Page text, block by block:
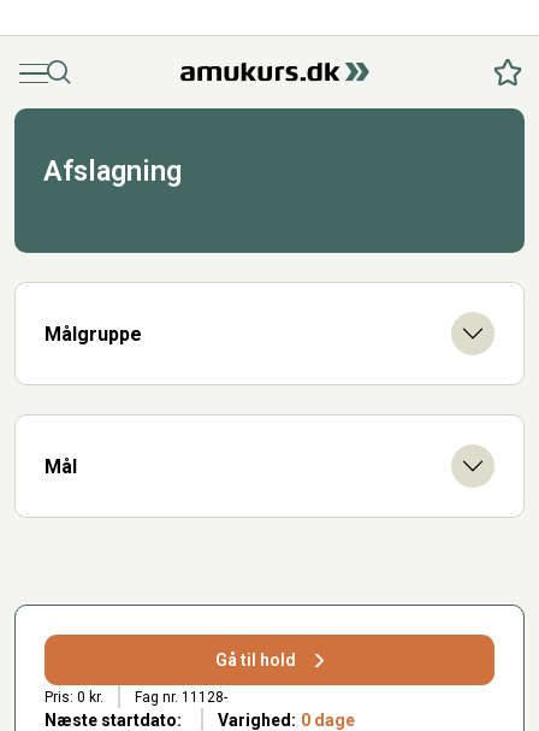
MenuSøg
Afslagning
Målgruppe
Mål
Gå til hold
Pris: 0 kr. Fag nr. 11128-
Næste startdato: Varighed: 0 dage